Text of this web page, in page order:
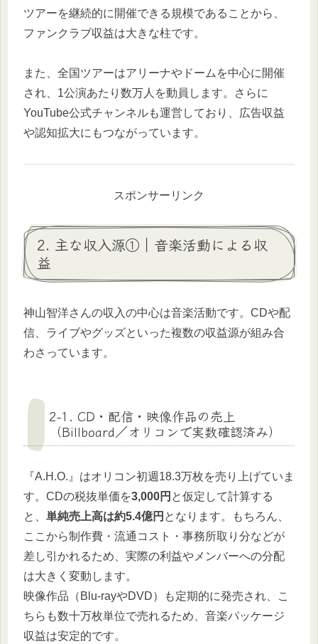
ツアーを継続的に開催できる規模であることから、
ファンクラブ収益は大きな柱です。
また、全国ツアーはアリーナやドームを中心に開催
され、1公演あたり数万人を動員します。さらに
YouTube公式チャンネルも運営しており、広告収益
や認知拡大にもつながっています。
スポンサーリンク
2. 主な収入源①｜音楽活動による収
益
神山智洋さんの収入の中心は音楽活動です。CDや配
信、ライブやグッズといった複数の収益源が組み合
わさっています。
2-1. CD・配信・映像作品の売上
（Billboard／オリコンで実数確認済み）
『A.H.O.』はオリコン初週18.3万枚を売り上げていま
す。CDの税抜単価を3,000円 と仮定して計算する
と、 単純売上高は約5.4億円 となります。もちろん、
ここから制作費・流通コスト・事務所取り分などが
差し引かれるため、実際の利益やメンバーへの分配
は大きく変動します。
映像作品（Blu-rayやDVD）も定期的に発売され、こ
ちらも数十万枚単位で売れるため、音楽パッケージ
収益は安定的です。